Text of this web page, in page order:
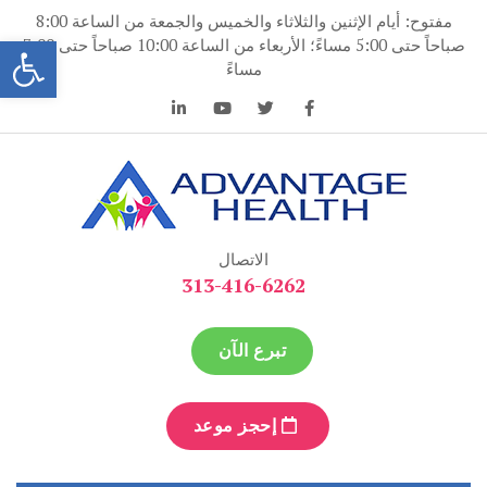
المحتوى
مفتوح: أيام الإثنين والثلاثاء والخميس والجمعة من الساعة 8:00
صباحاً حتى 5:00 مساءً؛ الأربعاء من الساعة 10:00 صباحاً حتى 7:00
مساءً
الاتصال
313-416-6262
تبرع الآن
إحجز موعد